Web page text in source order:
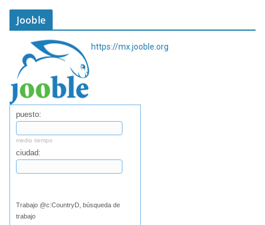
Jooble
https://mx.jooble.org
puesto:
medio tiempo
ciudad:
Trabajo @c:CountryD, búsqueda de
trabajo